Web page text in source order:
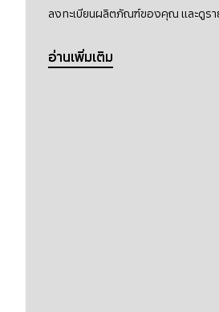
ลงทะเบียนผลิตภัณฑ์ของคุณ และดูรา
อ่านเพิ่มเติม